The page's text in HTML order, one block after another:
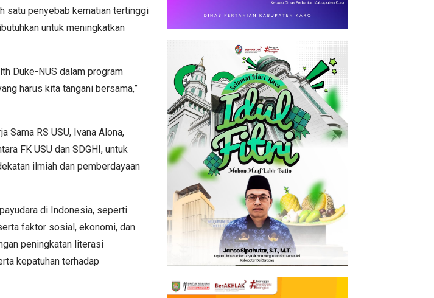
satu penyebab kematian tertinggi
untuk meningkatkan
Duke-NUS dalam program
harus kita tangani bersama,”
Sama RS USU, Ivana Alona,
FK USU dan SDGHI, untuk
ilmiah dan pemberdayaan
di Indonesia, seperti
faktor sosial, ekonomi, dan
peningkatan literasi
kepatuhan terhadap